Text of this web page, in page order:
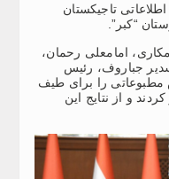
تاجیکستان
“کبر”.
امامعلی رحمان،
جباروف، رئیس
را برای طیف
و از نتایج این